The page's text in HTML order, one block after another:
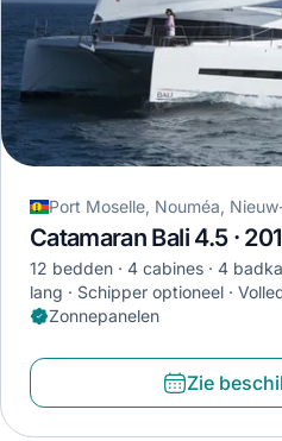
Port Moselle, Nouméa,
Catamaran Bali 4.5 ·
12 bedden 4 cabines 4
lang
Schipper optioneel
Zonnepanelen
Zie